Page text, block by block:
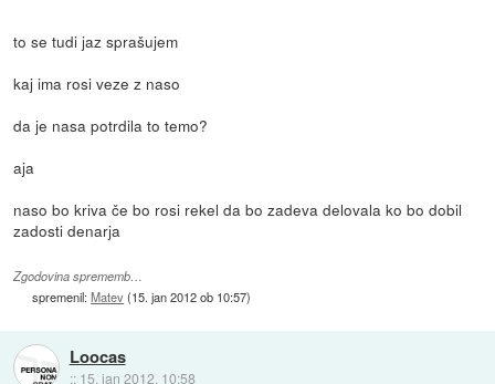
to se tudi jaz sprašujem
kaj ima rosi veze z naso
da je nasa potrdila to temo?
aja
naso bo kriva če bo rosi rekel da bo zadeva delovala ko bo dobil
zadosti denarja
Zgodovina sprememb…
spremenil:Matev(15. jan 2012 ob 10:57)
Loocas
:: 15. jan 2012, 10:58